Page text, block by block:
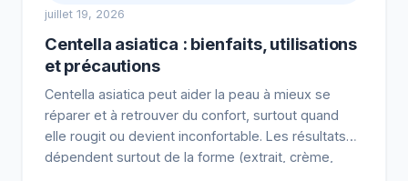
juillet 19, 2026
Centella asiatica : bienfaits, utilisations
et précautions
Centella asiatica peut aider la peau à mieux se
réparer et à retrouver du confort, surtout quand
elle rougit ou devient inconfortable. Les résultats
dépendent surtout de la forme (extrait, crème,